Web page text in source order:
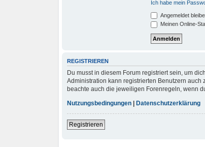
Ich habe mein
Angemeldet
Meinen Online-
REGISTRIEREN
Du musst in diesem Forum registriert sein, um
Administration kann registrierten Benutzern
beachte auch die jeweiligen Forenregeln, wenn
Nutzungsbedingungen
Datenschutzerklärung
Registrieren